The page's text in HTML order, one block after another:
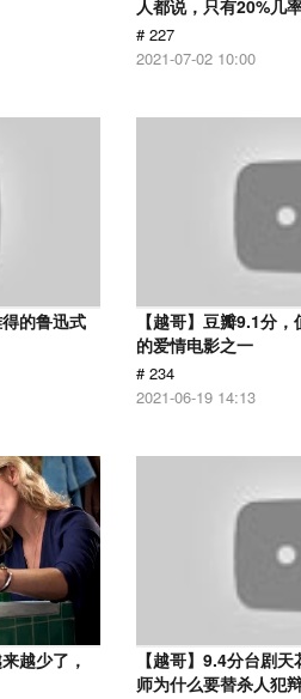
人都说，只有20%几
# 227
2021-07-02 10:00
的鲁迅式
【越哥】豆瓣9.1分
的爱情电影之一
# 234
2021-06-19 14:13
越少了，
【越哥】9.4分台剧
师为什么要替杀人犯